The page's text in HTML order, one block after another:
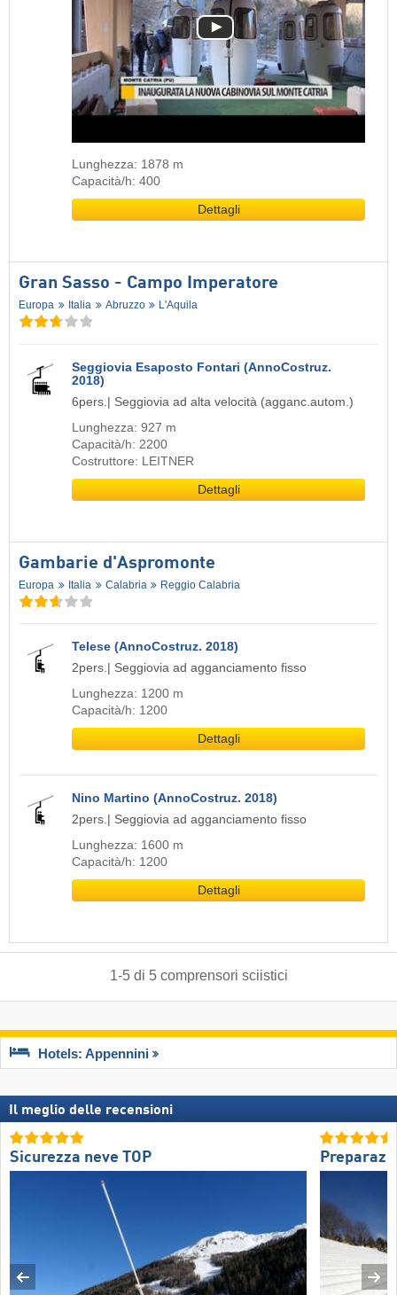
Lunghezza: 1878 m
Capacità/h: 400
Dettagli
Gran Sasso - Campo Imperatore
Europa Italia Abruzzo L'Aquila
Seggiovia Esaposto Fontari (AnnoCostruz.
2018)
6pers.| Seggiovia ad alta velocità (agganc.autom.)
Lunghezza: 927 m
Capacità/h: 2200
Costruttore: LEITNER
Dettagli
Gambarie d'Aspromonte
Europa Italia Calabria Reggio Calabria
Telese (AnnoCostruz. 2018)
2pers.| Seggiovia ad agganciamento fisso
Lunghezza: 1200 m
Capacità/h: 1200
Dettagli
Nino Martino (AnnoCostruz. 2018)
2pers.| Seggiovia ad agganciamento fisso
Lunghezza: 1600 m
Capacità/h: 1200
Dettagli
1-5di 5 comprensori sciistici
Hotels: Appennini
Il meglio delle recensioni
Sicurezza neve TOP